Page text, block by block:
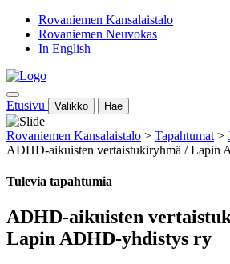
Rovaniemen Kansalaistalo
Rovaniemen Neuvokas
In English
Etusivu Valikko Hae
Rovaniemen Kansalaistalo > Tapahtumat >
ADHD-aikuisten vertaistukiryhmä / Lapin
Tulevia tapahtumia
ADHD-aikuisten
Lapin ADHD-yhdistys ry